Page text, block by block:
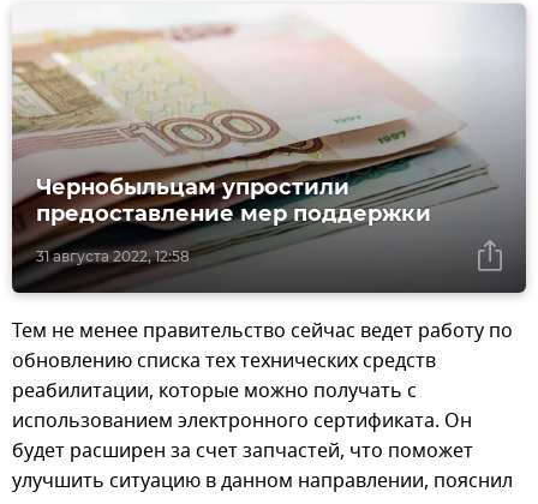
31 августа 2022, 12:58
Чернобыльцам упростили
предоставление мер поддержки
Тем не менее правительство сейчас ведет работу по
обновлению списка тех технических средств
реабилитации, которые можно получать с
использованием электронного сертификата. Он
будет расширен за счет запчастей, что поможет
улучшить ситуацию в данном направлении, пояснил